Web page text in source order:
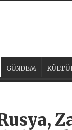
GÜNDEM